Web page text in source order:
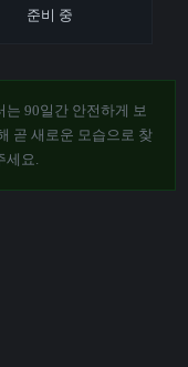
준비 중
90일간 안전하게 보
곧 새로운 모습으로 찾
세요.